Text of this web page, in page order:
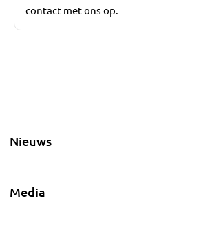
contact met ons op.
Nieuws
Media